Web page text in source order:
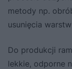
metody np.
usunięcia
Do produkcji
lekkie, odporne